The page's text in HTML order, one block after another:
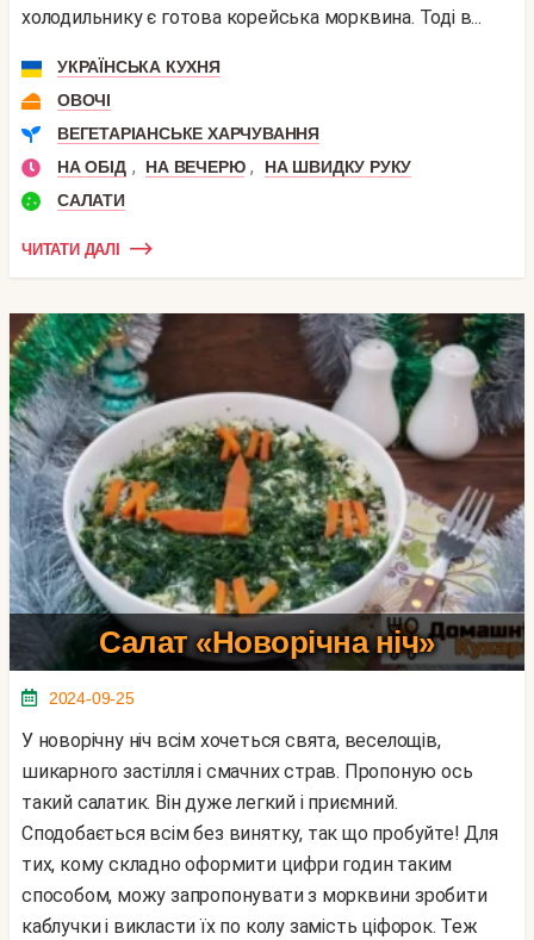
холодильнику є готова корейська морквина. Тоді в...
УКРАЇНСЬКА КУХНЯ
ОВОЧІ
ВЕГЕТАРІАНСЬКЕ ХАРЧУВАННЯ
НА ОБІД , НА ВЕЧЕРЮ ,
НА ШВИДКУ РУКУ
САЛАТИ
ЧИТАТИ ДАЛІ
Салат «Новорічна ніч»
2024-09-25
У новорічну ніч всім хочеться свята, веселощів,
шикарного застілля і смачних страв. Пропоную ось
такий салатик. Він дуже легкий і приємний.
Сподобається всім без винятку, так що пробуйте! Для
тих, кому складно оформити цифри годин таким
способом, можу запропонувати з морквини зробити
каблучки і викласти їх по колу замість ціфорок. Теж